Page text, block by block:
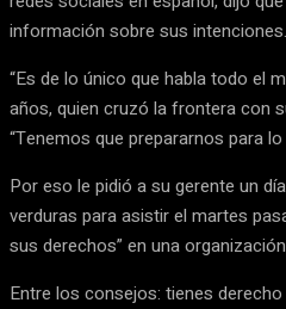
información sobre sus intenciones.
“Es de lo único que habla todo el
años, quien cruzó la frontera con
“Tenemos que prepararnos para lo
Por eso le pidió a su gerente un
verduras para asistir el martes
sus derechos” en una
Entre los consejos: tienes